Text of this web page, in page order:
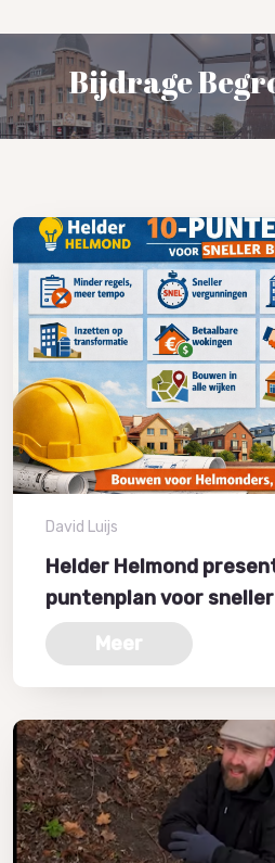
Bijdrage
David Luijs
Helder Helmond
puntenplan voor
Meer